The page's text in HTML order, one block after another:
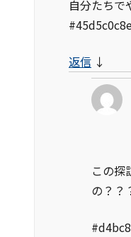
自分たちで
返信 ↓
この探
の？？